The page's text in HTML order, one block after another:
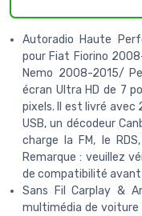
Autoradio Haute
pour Fiat Fiorino
Nemo 2008-2015/
écran Ultra HD de 7
pixels. Il est livré avec
USB, un décodeur
charge la FM, le
Remarque : veuillez
de compatibilité
Sans Fil Carplay &
multimédia de voiture